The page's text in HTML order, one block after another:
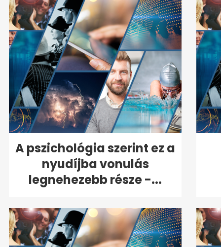
A pszichológia szerint ez a
nyudíjba vonulás
legnehezebb része -...